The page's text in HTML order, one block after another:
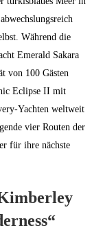
Während die
Emerald Sakara
von 100 Gästen
Eclipse II mit
Yachten weltweit
vier Routen der
für ihre nächste